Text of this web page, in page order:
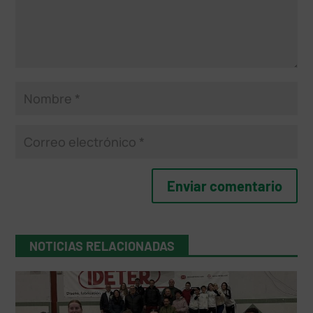
NOTICIAS RELACIONADAS